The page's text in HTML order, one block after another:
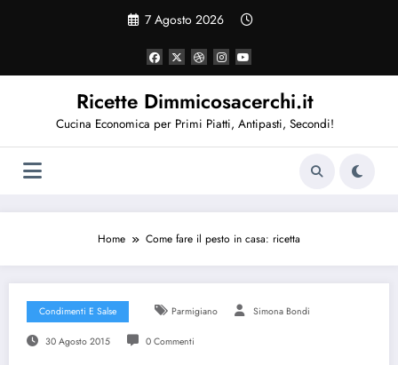
7 Agosto 2026
Ricette Dimmicosacerchi.it
Cucina Economica per Primi Piatti, Antipasti, Secondi!
Home Come fare il pesto in casa: ricetta
Condimenti E Salse Parmigiano Simona Bondi
30 Agosto 2015 0 Commenti